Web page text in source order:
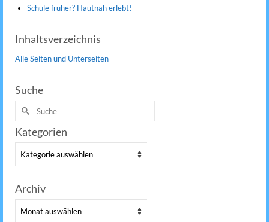
Schule früher? Hautnah erlebt!
Inhaltsverzeichnis
Alle Seiten und Unterseiten
Suche
Suche
nach:
Kategorien
Kategorien
Archiv
Archiv